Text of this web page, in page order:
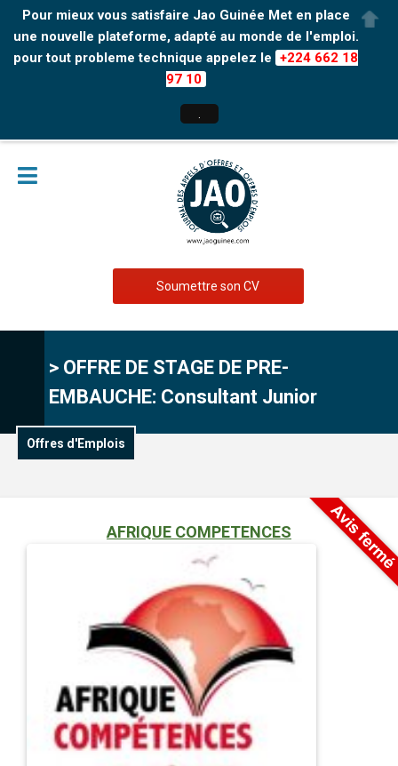
Pour mieux vous satisfaire Jao Guinée Met en place
une nouvelle plateforme, adapté au monde de l'emploi.
pour tout probleme technique appelez le +224 662 18
97 10
Soumettre son CV
> OFFRE DE STAGE DE PRE-
EMBAUCHE: Consultant Junior
Offres d'Emplois
AFRIQUE COMPETENCES